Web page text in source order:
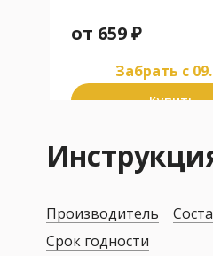
от 659₽
Забрать c
Купить
Производитель
Срок годности